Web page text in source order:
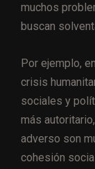
muchos
buscan
Por ejemplo,
crisis
sociales y
más
adverso son
cohesión